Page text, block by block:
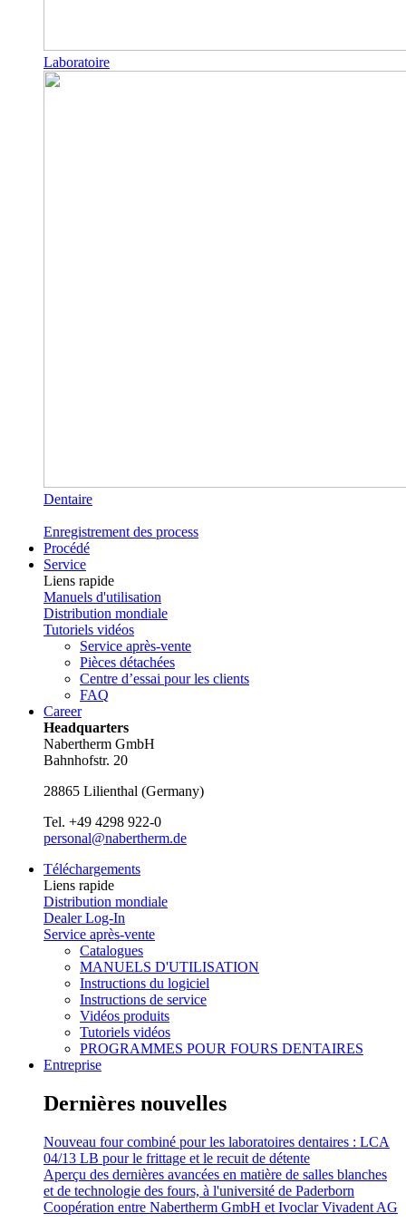
Laboratoire
Dentaire
Enregistrement des process
Procédé
Service
Liens rapide
Manuels d'utilisation
Distribution mondiale
Tutoriels vidéos
Service après-vente
Pièces détachées
Centre d’essai pour les clients
FAQ
Career
Headquarters
Nabertherm GmbH
Bahnhofstr. 20
28865 Lilienthal (Germany)
Tel. +49 4298 922-0
personal@nabertherm.de
Téléchargements
Liens rapide
Distribution mondiale
Dealer Log-In
Service après-vente
Catalogues
MANUELS D'UTILISATION
Instructions du logiciel
Instructions de service
Vidéos produits
Tutoriels vidéos
PROGRAMMES POUR FOURS DENTAIRES
Entreprise
Dernières nouvelles
Nouveau four combiné pour les laboratoires dentaires : LCA
04/13 LB pour le frittage et le recuit de détente
Aperçu des dernières avancées en matière de salles blanches
et de technologie des fours, à l'université de Paderborn
Coopération entre Nabertherm GmbH et Ivoclar Vivadent AG